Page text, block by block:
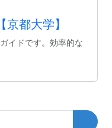
都大学】
イドです。効率的な